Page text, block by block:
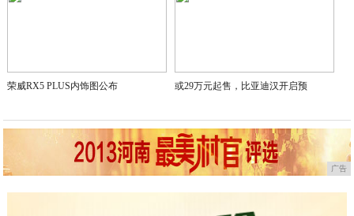
荣威RX5 PLUS内饰图公布 或29万元起售，比亚迪汉开启预
广告